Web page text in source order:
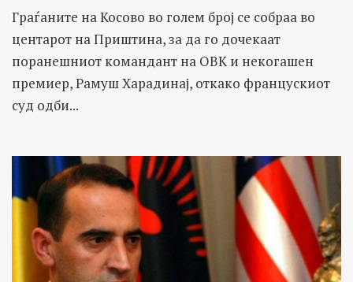
Граѓаните на Косово во голем број се собраа во
центарот на Приштина, за да го дочекаат
поранешниот командант на ОВК и некогашен
премиер, Рамуш Харадинај, откако францускиот
суд одби...